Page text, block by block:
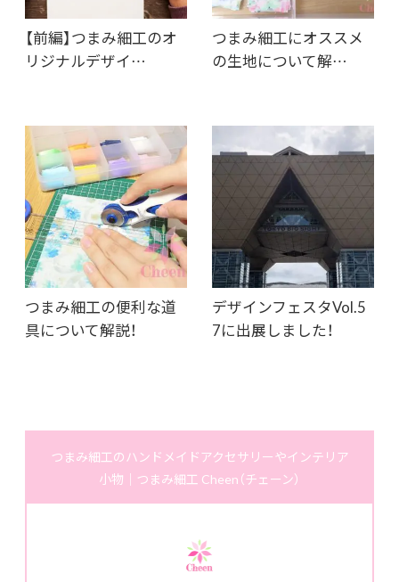
【前編】つまみ細工のオ
リジナルデザイ…
つまみ細工にオススメ
の生地について解…
つまみ細工の便利な道
具について解説！
デザインフェスタVol.5
7に出展しました！
つまみ細工のハンドメイドアクセサリーやインテリア
小物｜つまみ細工 Cheen（チェーン）